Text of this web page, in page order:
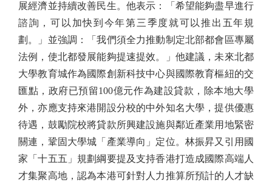
展經濟並持續改善民生。他表示：「希望能夠盡早進行
諮詢，可以加快到今年第三季度就可以推出五年規
劃。」並強調：「我們須全力推動制定北部都會區專屬
法例，使北都發展能夠提速提效。」他建議，未來北都
大學教育城作為國際創新科技中心與國際教育樞紐的交
匯點，政府已預留100億元作為建設貸款，除本地大學
外，亦應支持來港開設分校的中外知名大學，提供優惠
待遇，鼓勵院校將貸款所興建設施與鄰近產業用地緊密
關連，鞏固大學城「產業導向」定位。林振昇又引用國
家「十五五」規劃綱要提及支持香港打造成國際高端人
才集聚高地，認為本港可針對人力推算所預計的人才缺